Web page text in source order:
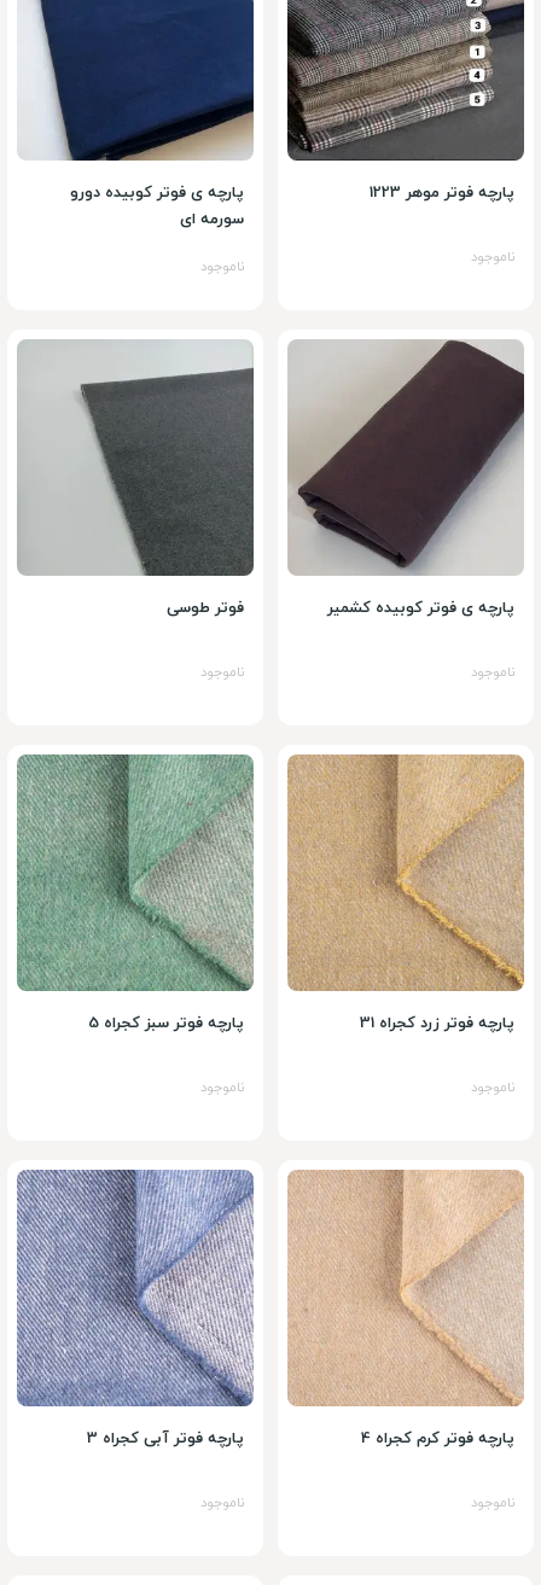
پارچه فوتر موهر 1223
ناموجود
پارچه ی فوتر کوبیده دورو
سورمه ای
ناموجود
پارچه ی فوتر کوبیده کشمیر
ناموجود
فوتر طوسی
ناموجود
پارچه فوتر زرد کجراه 31
ناموجود
پارچه فوتر سبز کجراه 5
ناموجود
پارچه فوتر کرم کجراه 4
ناموجود
پارچه فوتر آبی کجراه 3
ناموجود